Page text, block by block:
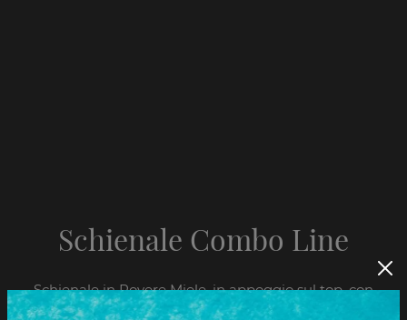
Schienale in Rovere Miele, in appoggio sul top, con
sponde in metallo finitura Titanio.
Schienale Combo Line